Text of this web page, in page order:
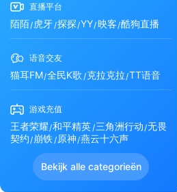
直播平台
陌陌 虎牙 探探 YY 映客 酷狗直播
语音交友
猫耳FM 全民K歌 克拉克拉 TT语音
游戏充值
王者荣耀 和平精英 三角洲行动 无畏
契约 崩铁 原神 燕云十六声
Bekijk alle categorieën